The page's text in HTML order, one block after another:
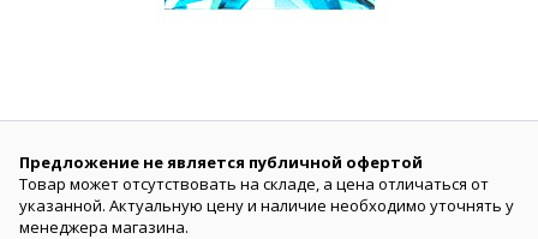
Предложение не является публичной офертой
Товар может отсутствовать на складе, а цена отличаться от
указанной. Актуальную цену и наличие необходимо уточнять у
менеджера магазина.